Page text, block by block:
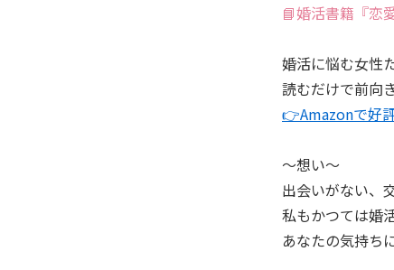
📘婚活書籍『恋
婚活に悩む女性
読むだけで前向
👉Amazonで好
～想い～
出会いがない、
私もかつては婚
あなたの気持ち